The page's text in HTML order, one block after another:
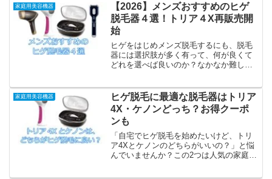
家庭用美容機器
【2026】メンズおすすめのヒゲ
脱毛器４選！トリア４X再販売開
始
ヒゲをはじめメンズ脱毛するにも、脱毛
器には選択肢が多く有って、何が良くて
どれを選べば良いのか？なかなか難しい
ーの無い脱毛器は効果がないのでしょう
か？ブログ管理人光脱毛器...
家庭用美容機器
ヒゲ脱毛に最適な脱毛器はトリア
4X・ケノンどっち？お得クーポ
ンも
「自宅でヒゲ脱毛を始めたいけど、トリ
ア4Xとケノンのどちらがいいの？」と悩
んでいませんか？この2つは人気の家庭用